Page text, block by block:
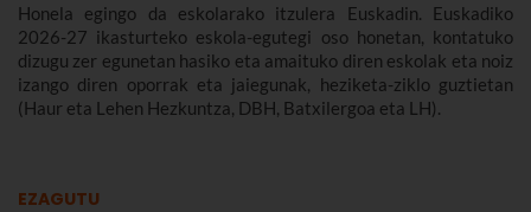
Honela egingo da eskolarako itzulera Euskadin. Euskadiko
2026-27 ikasturteko eskola-egutegi oso honetan, kontatuko
dizugu zer egunetan hasiko eta amaituko diren eskolak eta noiz
izango diren oporrak eta jaiegunak, heziketa-ziklo guztietan
(Haur eta Lehen Hezkuntza, DBH, Batxilergoa eta LH).
EZAGUTU